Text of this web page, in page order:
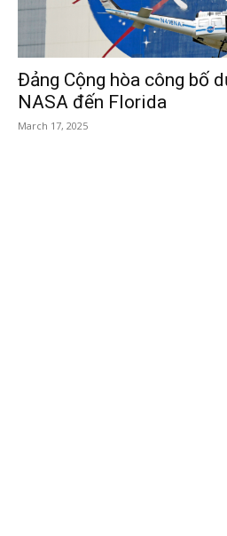
Đảng Cộng hòa công bố
NASA đến Florida
March 17, 2025